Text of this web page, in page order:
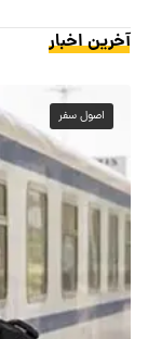
آخرین اخبار
اصول سفر